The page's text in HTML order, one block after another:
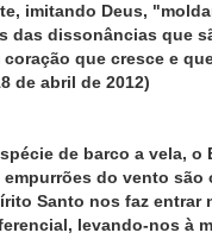
imitando Deus,
das dissonâncias que
que cresce e
de abril de 2012)
de barco a vela,
do vento
Santo nos faz
levando-nos à